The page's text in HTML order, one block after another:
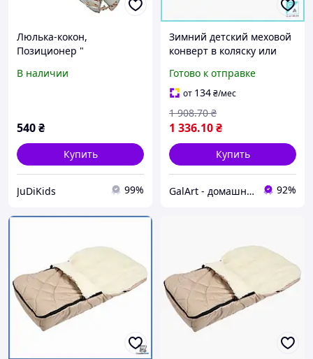
Люлька-кокон,
Позиционер "
новорожденного в
В наличии
540₴
Купить
JuDiKids 99%
Зимний детский меховой
конверт в коляску или
новорожденных на меху
Гал1
Готово к отправке
от 134₴/мес
1 336.10₴
1 908.70 ₴
Купить
GalArt - домашний уют 92%